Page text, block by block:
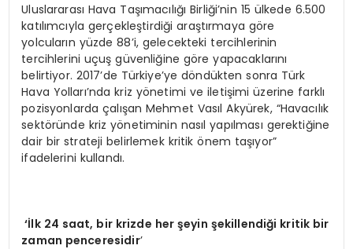
Uluslararası Hava Taşımacılığı Birliği’nin 15 ülkede 6.500
katılımcıyla gerçekleştirdiği araştırmaya göre
yolcuların yüzde 88’i, gelecekteki tercihlerinin
tercihlerini uçuş güvenliğine göre yapacaklarını
belirtiyor. 2017’de Türkiye’ye döndükten sonra Türk
Hava Yolları’nda kriz yönetimi ve iletişimi üzerine farklı
pozisyonlarda çalışan Mehmet Vasıl Akyürek, “Havacılık
sektöründe kriz yönetiminin nasıl yapılması gerektiğine
dair bir strateji belirlemek kritik önem taşıyor”
ifadelerini kullandı.
‘İlk 24 saat, bir krizde her şeyin şekillendiği kritik bir
zaman penceresidir’